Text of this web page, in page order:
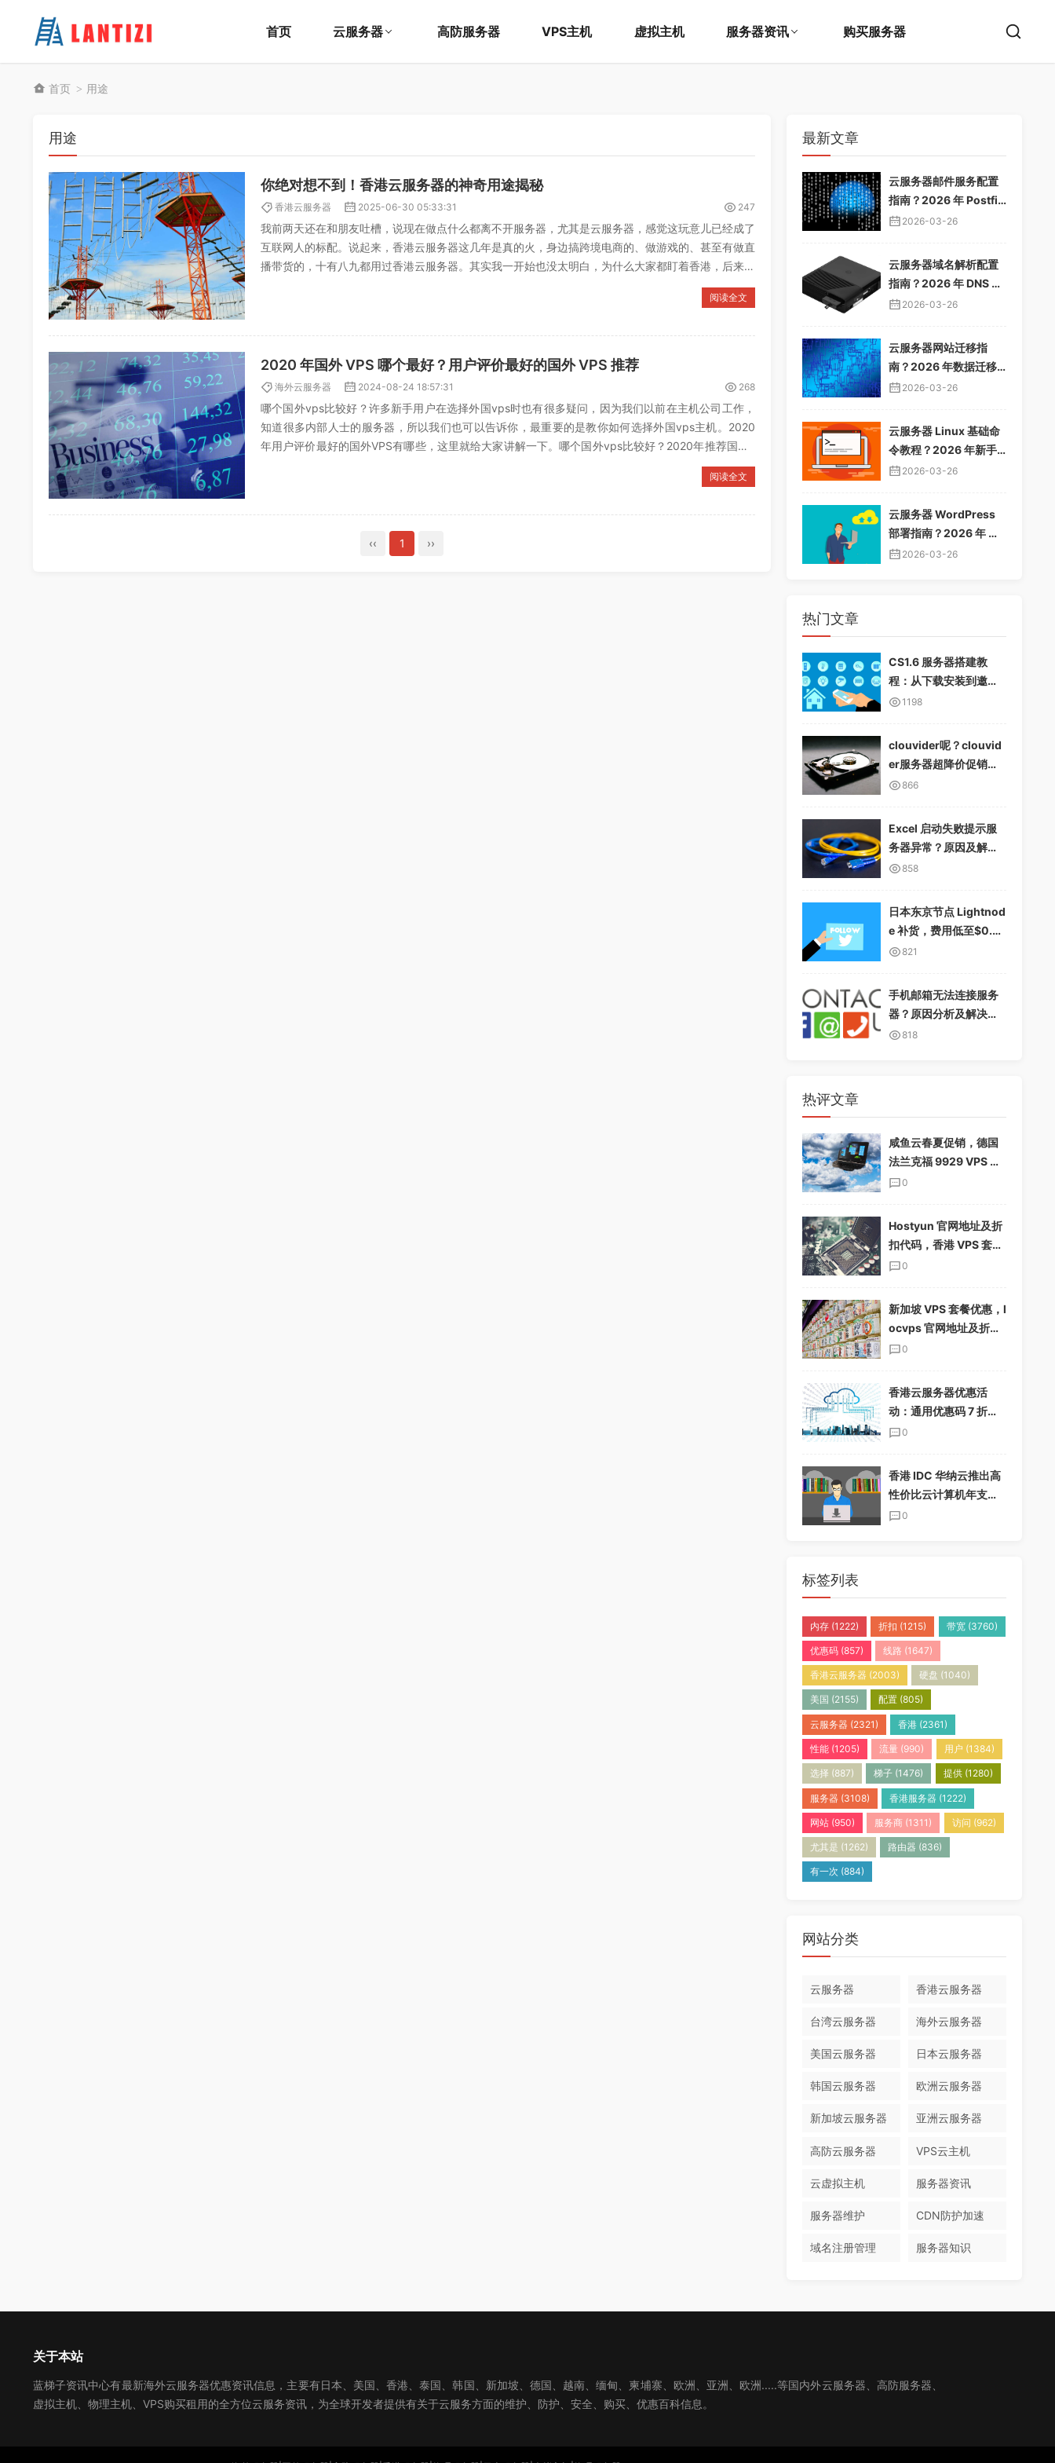
首页 云服务器 高防服务器 VPS主机 虚拟主机 服务器资讯 购买服务器
首页 > 用途
用途
你绝对想不到！香港云服务器的神奇用途揭秘
香港云服务器 2025-06-30 05:33:31 247
我前两天还在和朋友吐槽，说现在做点什么都离不开服务器，尤其是云服务器，感觉这玩意儿已经成了
互联网人的标配。说起来，香港云服务器这几年是真的火，身边搞跨境电商的、做游戏的、甚至有做直
播带货的，十有八九都用过香港云服务器。其实我一开始也没太明白，为什么大家都盯着香港，后来自
阅读全文
2020 年国外 VPS 哪个最好？用户评价最好的国外 VPS 推荐
海外云服务器 2024-08-24 18:57:31 268
哪个国外vps比较好？许多新手用户在选择外国vps时也有很多疑问，因为我们以前在主机公司工作，
知道很多内部人士的服务器，所以我们也可以告诉你，最重要的是教你如何选择外国vps主机。2020
年用户评价最好的国外VPS有哪些，这里就给大家讲解一下。哪个国外vps比较好？2020年推荐国外v
阅读全文
‹‹ 1 ››
最新文章
云服务器邮件服务配置
指南？2026 年 Postfix
邮件服务器教程，企业
2026-03-26
云服务器域名解析配置
指南？2026 年 DNS 解
析教程，域名绑定服务
2026-03-26
云服务器网站迁移指
南？2026 年数据迁移
教程，无缝切换服务器
2026-03-26
云服务器 Linux 基础命
令教程？2026 年新手
入门指南，常用命令大
2026-03-26
云服务器 WordPress
部署指南？2026 年 Wo
rdPress 安装配置教
2026-03-26
热门文章
CS1.6 服务器搭建教
程：从下载安装到邀请
好友畅玩
1198
clouvider呢？clouvid
er服务器超降价促销，1
0Gbps无限流量
866
Excel 启动失败提示服
务器异常？原因及解决
方案详解
858
日本东京节点 Lightnod
e 补货，费用低至$0.01
2/小时，支持多种支付
821
手机邮箱无法连接服务
器？原因分析及解决方
案 818
热评文章
咸鱼云春夏促销，德国
法兰克福 9929 VPS 下
单享 85%折扣，配置翻
0
Hostyun 官网地址及折
扣代码，香港 VPS 套餐
介绍
0
新加坡 VPS 套餐优惠，l
ocvps 官网地址及折扣
码分享
0
香港云服务器优惠活
动：通用优惠码 7 折，
半年付加送一个月，年
0
香港 IDC 华纳云推出高
性价比云计算机年支付
套餐，免实名免备案
0
标签列表
内存 (1222) 折扣 (1215) 带宽(3760)
优惠码 (857) 线路 (1647)
香港云服务器 (2003) 硬盘 (1040)
美国 (2155) 配置 (805)
云服务器 (2321) 香港 (2361)
性能 (1205) 流量 (990) 用户 (1384)
选择 (887) 梯子 (1476) 提供(1280)
服务器 (3108) 香港服务器 (1222)
网站 (950) 服务商 (1311) 访问 (962)
尤其是 (1262) 路由器 (836)
有一次 (884)
网站分类
云服务器 香港云服务器
台湾云服务器 海外云服务器
美国云服务器 日本云服务器
韩国云服务器 欧洲云服务器
新加坡云服务器 亚洲云服务器
高防云服务器 VPS云主机
云虚拟主机 服务器资讯
服务器维护 CDN防护加速
域名注册管理 服务器知识
关于本站
蓝梯子资讯中心有最新海外云服务器优惠资讯信息，主要有日本、美国、香港、泰国、韩国、新加坡、德国、越南、缅甸、柬埔寨、欧洲、亚洲、欧洲.....等国内外云服务器、高防服务器、
虚拟主机、物理主机、VPS购买租用的全方位云服务资讯，为全球开发者提供有关于云服务方面的维护、防护、安全、购买、优惠百科信息。